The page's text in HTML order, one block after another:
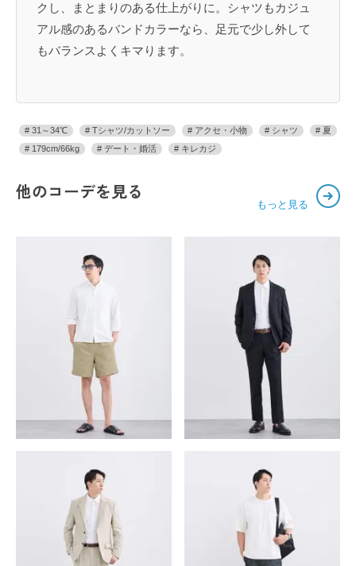
クし、まとまりのある仕上がりに。シャツもカジュ
アル感のあるバンドカラーなら、足元で少し外して
もバランスよくキマります。
31～34℃ Tシャツ/カットソー アクセ・小物 シャツ
夏
179cm/66kg
デート・婚活 キレカジ
他のコーデを見る
もっと見る